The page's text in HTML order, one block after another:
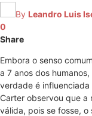
By Leandro Luis
0
Share
Embora o senso
a 7 anos dos
verdade é
Carter observou que
válida, pois se fosse,